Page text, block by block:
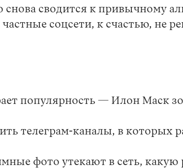
сводится к привычному
соцсети, к счастью, не
популярность — Илон Маск
телеграм-каналы, в которых
фото утекают в сеть,